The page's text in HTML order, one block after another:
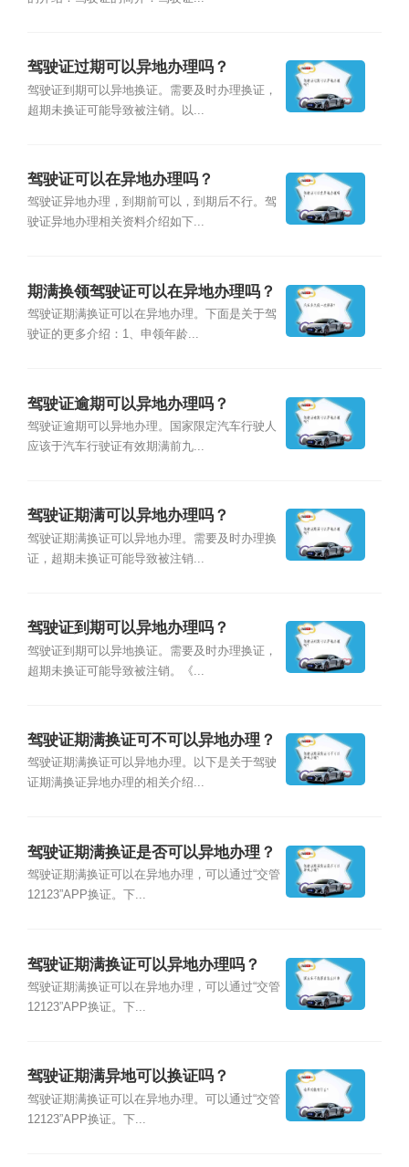
驾驶证过期可以异地办理吗？
驾驶证到期可以异地换证。需要及时办理换证，
超期未换证可能导致被注销。以...
驾驶证可以在异地办理吗？
驾驶证异地办理，到期前可以，到期后不行。驾
驶证异地办理相关资料介绍如下...
期满换领驾驶证可以在异地办理吗？
驾驶证期满换证可以在异地办理。下面是关于驾
驶证的更多介绍：1、申领年龄...
驾驶证逾期可以异地办理吗？
驾驶证逾期可以异地办理。国家限定汽车行驶人
应该于汽车行驶证有效期满前九...
驾驶证期满可以异地办理吗？
驾驶证期满换证可以异地办理。需要及时办理换
证，超期未换证可能导致被注销...
驾驶证到期可以异地办理吗？
驾驶证到期可以异地换证。需要及时办理换证，
超期未换证可能导致被注销。《...
驾驶证期满换证可不可以异地办理？
驾驶证期满换证可以异地办理。以下是关于驾驶
证期满换证异地办理的相关介绍...
驾驶证期满换证是否可以异地办理？
驾驶证期满换证可以在异地办理，可以通过“交管
12123”APP换证。下...
驾驶证期满换证可以异地办理吗？
驾驶证期满换证可以在异地办理，可以通过“交管
12123”APP换证。下...
驾驶证期满异地可以换证吗？
驾驶证期满换证可以在异地办理。可以通过“交管
12123”APP换证。下...